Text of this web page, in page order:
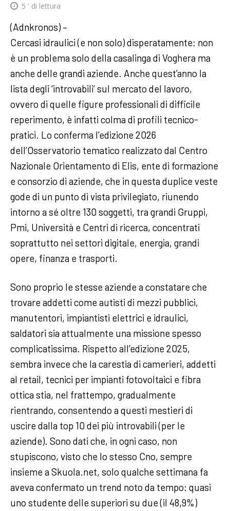
5 ' di lettura
(Adnkronos) –
Cercasi idraulici (e non solo) disperatamente: non
è un problema solo della casalinga di Voghera ma
anche delle grandi aziende. Anche quest’anno la
lista degli ‘introvabili’ sul mercato del lavoro,
ovvero di quelle figure professionali di difficile
reperimento, è infatti colma di profili tecnico-
pratici. Lo conferma l’edizione 2026
dell’Osservatorio tematico realizzato dal Centro
Nazionale Orientamento di Elis, ente di formazione
e consorzio di aziende, che in questa duplice veste
gode di un punto di vista privilegiato, riunendo
intorno a sé oltre 130 soggetti, tra grandi Gruppi,
Pmi, Università e Centri di ricerca, concentrati
soprattutto nei settori digitale, energia, grandi
opere, finanza e trasporti.
Sono proprio le stesse aziende a constatare che
trovare addetti come autisti di mezzi pubblici,
manutentori, impiantisti elettrici e idraulici,
saldatori sia attualmente una missione spesso
complicatissima. Rispetto all’edizione 2025,
sembra invece che la carestia di camerieri, addetti
al retail, tecnici per impianti fotovoltaici e fibra
ottica stia, nel frattempo, gradualmente
rientrando, consentendo a questi mestieri di
uscire dalla top 10 dei più introvabili (per le
aziende). Sono dati che, in ogni caso, non
stupiscono, visto che lo stesso Cno, sempre
insieme a Skuola.net, solo qualche settimana fa
aveva confermato un trend noto da tempo: quasi
uno studente delle superiori su due (il 48,9%)